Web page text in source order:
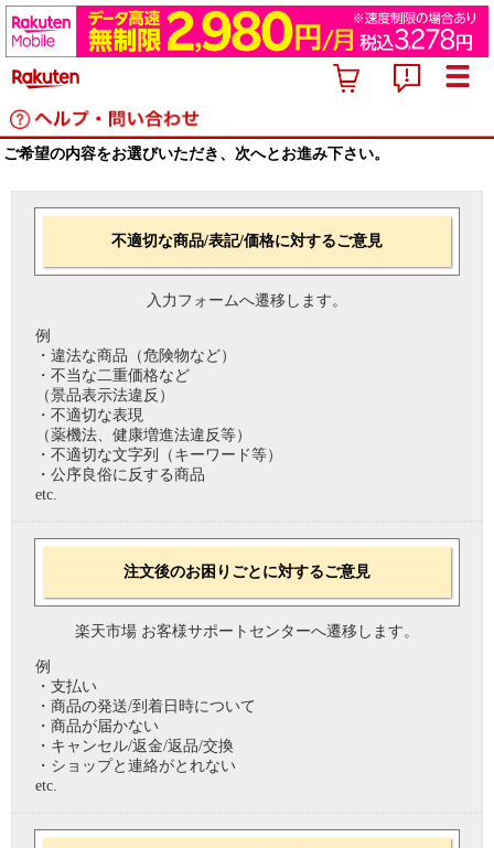
ご希望の内容をお選びいただき、次へとお進み下さい。
不適切な商品/表記/価格に対するご意見
入力フォームへ遷移します。
例
・違法な商品（危険物など）
・不当な二重価格など
（景品表示法違反）
・不適切な表現
（薬機法、健康増進法違反等）
・不適切な文字列（キーワード等）
・公序良俗に反する商品
etc.
注文後のお困りごとに対するご意見
楽天市場 お客様サポートセンターへ遷移します。
例
・支払い
・商品の発送/到着日時について
・商品が届かない
・キャンセル/返金/返品/交換
・ショップと連絡がとれない
etc.